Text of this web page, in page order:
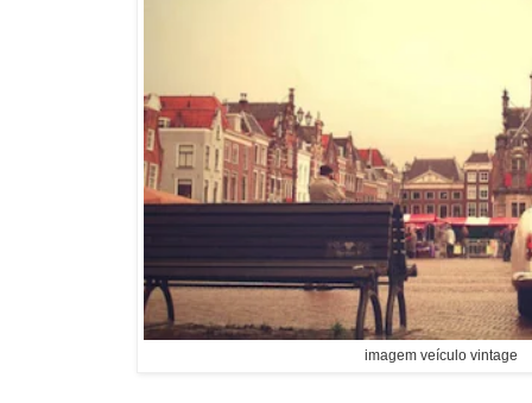
imagem veículo vintage